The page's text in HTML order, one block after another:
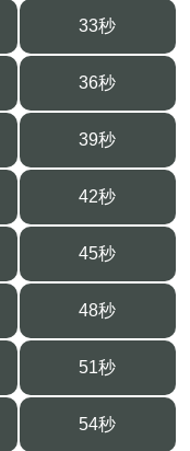
33秒
36秒
39秒
42秒
45秒
48秒
51秒
54秒